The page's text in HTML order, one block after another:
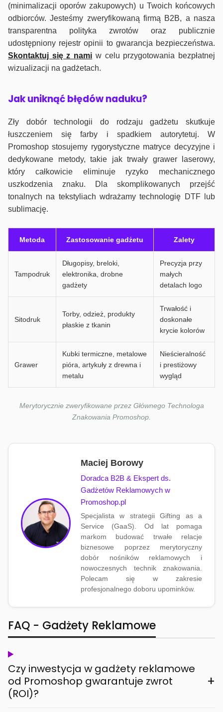
(minimalizacji oporów zakupowych) u Twoich końcowych
odbiorców. Jesteśmy zweryfikowaną firmą B2B, a nasza
transparentna polityka zwrotów oraz publicznie
udostępniony rejestr opinii to gwarancja bezpieczeństwa.
Skontaktuj się z nami w celu przygotowania bezpłatnej
wizualizacji na gadżetach.
Jak uniknąć błędów naduku?
Zły dobór technologii do rodzaju gadżetu skutkuje
łuszczeniem się farby i spadkiem autorytetuj. W
Promoshop stosujemy rygorystyczne matryce decyzyjne i
dedykowane metody, takie jak trwały grawer laserowy,
który całkowicie eliminuje ryzyko mechanicznego
uszkodzenia znaku. Dla skomplikowanych przejść
tonalnych na tekstyliach wdrażamy technologię DTF lub
sublimację.
Metoda Zastosowanie gadżetu Zalety
Tampodruk
Długopisy, breloki,
elektronika, drobne
gadżety
Precyzja przy
małych
detalach logo
Sitodruk
Torby, odzież, produkty
płaskie z tkanin
Trwałość i
doskonałe
krycie kolorów
Grawer
Kubki termiczne, metalowe
pióra, artykuły z drewna i
metalu
Nieścieralność
i prestiżowy
wygląd
Merytorycznie zweryfikowane przez Głównego Technologa
Znakowania Promoshop.
Maciej Borowy
Doradca B2B & Ekspert ds.
Gadżetów Reklamowych w
Promoshop.pl
Specjalista w strategii Gifting as a
Service (GaaS). Od lat pomaga
markom budować trwałe relacje
biznesowe poprzez merytoryczny
dobór nośników reklamowych i
nowoczesnych technik znakowania.
Polecam się w zakresie
profesjonalnego doboru upominków.
FAQ - Gadżety Reklamowe
Czy inwestycja w gadżety reklamowe
od Promoshop gwarantuje zwrot
(ROI)?
+